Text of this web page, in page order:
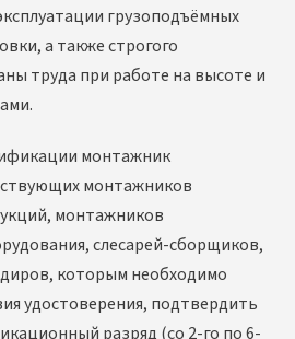
грузоподъёмных
а также строгого
труда при работе на высоте и
монтажник
монтажников
монтажников
слесарей-сборщиков,
которым необходимо
удостоверения, подтвердить
разряд (со 2-го по 6-